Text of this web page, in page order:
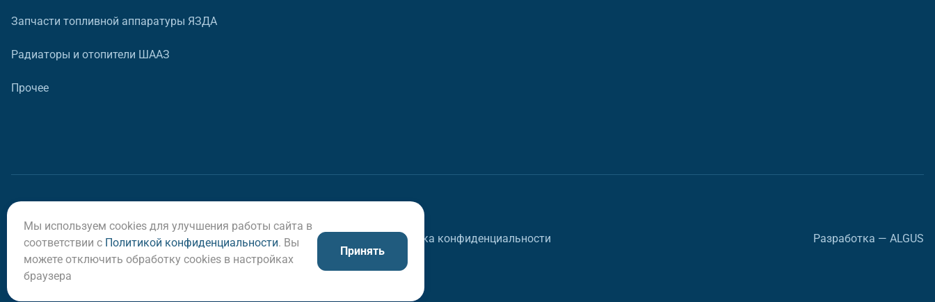
Запчасти топливной аппаратуры ЯЗДА
Радиаторы и отопители ШААЗ
Прочее
© ООО «Регион-Сервис», 2026 Политика конфиденциальности Разработка — ALGUS
Мы используем cookies для улучшения работы сайта в
соответствии с Политикой конфиденциальности. Вы
можете отключить обработку cookies в настройках
браузера
Принять